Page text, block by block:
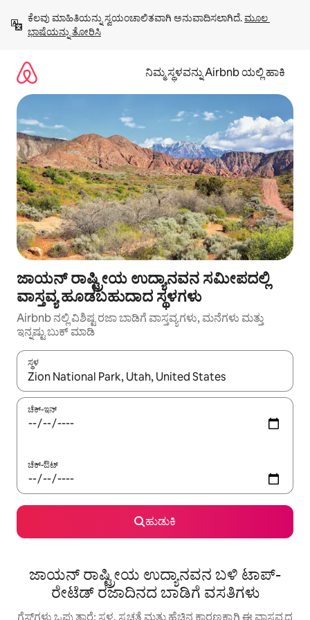
ಹೋಗಿ
ಕೆಲವು ಮಾಹಿತಿಯನ್ನು ಸ್ವಯಂಚಾಲಿತವಾಗಿ ಅನುವಾದಿಸಲಾಗಿದೆ. ಮೂಲ
ಭಾಷೆಯನ್ನು ತೋರಿಸಿ
ನಿಮ್ಮ ಸ್ಥಳವನ್ನು Airbnb ಯಲ್ಲಿ ಹಾಕಿ
ಜಾಯನ್ ರಾಷ್ಟ್ರೀಯ ಉದ್ಯಾನವನ ಸಮೀಪದಲ್ಲಿ
ವಾಸ್ತವ್ಯ ಹೂಡಬಹುದಾದ ಸ್ಥಳಗಳು
Airbnb ನಲ್ಲಿ ವಿಶಿಷ್ಟ ರಜಾ ಬಾಡಿಗೆ ವಾಸ್ತವ್ಯಗಳು, ಮನೆಗಳು ಮತ್ತು
ಇನ್ನಷ್ಟು ಬುಕ್ ಮಾಡಿ
ಸ್ಥಳ
ಫಲಿತಾಂಶಗಳು ಲಭ್ಯವಿರುವಾಗ, ಅಪ್ ಮತ್ತು ಡೌನ್ ಬಾಣದ ಕೀಲಿಗಳೊಂದಿಗೆ
ಚೆಕ್-ಇನ್
ಚೆಕ್-ಔಟ್
ಹುಡುಕಿ
ಜಾಯನ್ ರಾಷ್ಟ್ರೀಯ ಉದ್ಯಾನವನ ಬಳಿ ಟಾಪ್-
ರೇಟೆಡ್ ರಜಾದಿನದ ಬಾಡಿಗೆ ವಸತಿಗಳು
ಗೆಸ್ಟ್‌ಗಳು ಒಪ್ಪುತ್ತಾರೆ: ಸ್ಥಳ, ಸ್ವಚ್ಛತೆ ಮತ್ತು ಹೆಚ್ಚಿನ ಕಾರಣಕ್ಕಾಗಿ ಈ ವಾಸ್ತವ್ಯದ